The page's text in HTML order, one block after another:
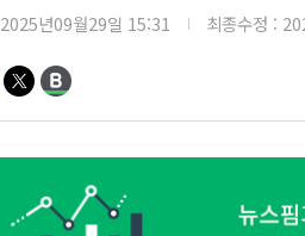
2025년09월29일 15:31 최종수정 :